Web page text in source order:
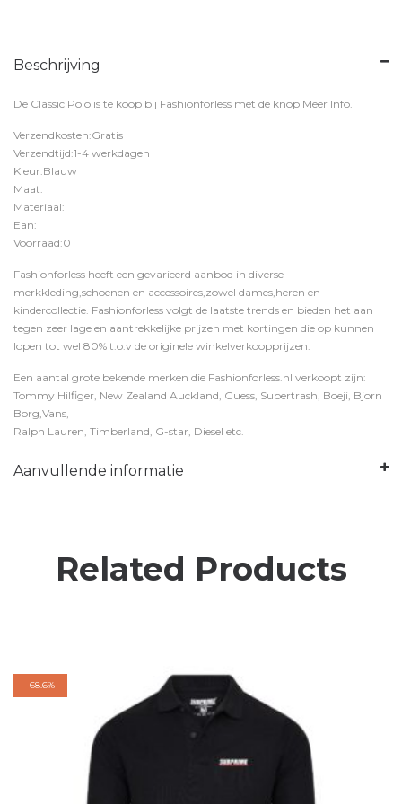
Beschrijving
De Classic Polo is te koop bij Fashionforless met de knop Meer Info.
Verzendkosten:Gratis
Verzendtijd:1-4 werkdagen
Kleur:Blauw
Maat:
Materiaal:
Ean:
Voorraad:0
Fashionforless heeft een gevarieerd aanbod in diverse
merkkleding,schoenen en accessoires,zowel dames,heren en
kindercollectie. Fashionforless volgt de laatste trends en bieden het aan
tegen zeer lage en aantrekkelijke prijzen met kortingen die op kunnen
lopen tot wel 80% t.o.v de originele winkelverkoopprijzen.
Een aantal grote bekende merken die Fashionforless.nl verkoopt zijn:
Tommy Hilfiger, New Zealand Auckland, Guess, Supertrash, Boeji, Bjorn
Borg,Vans,
Ralph Lauren, Timberland, G-star, Diesel etc.
Aanvullende informatie
Related Products
-68.6%